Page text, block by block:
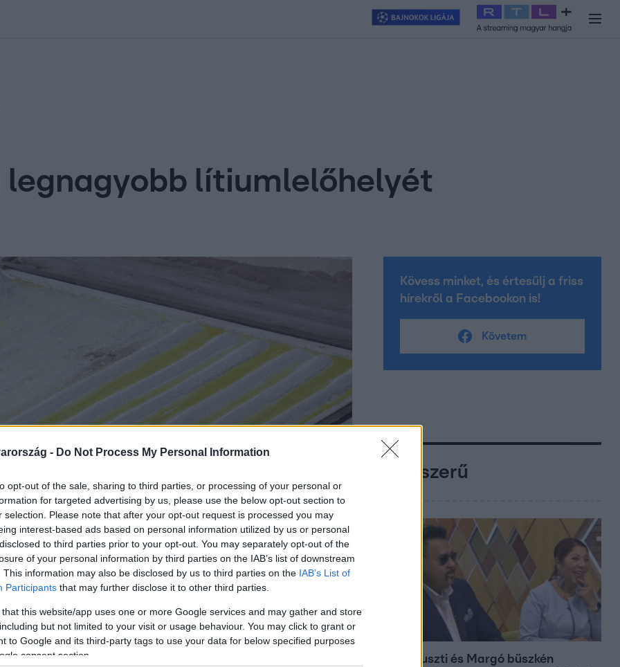
- Do Not Process My Personal Information
opt-out of the sale, sharing to third parties, or processing of your personal or
for targeted advertising by us, please use the below opt-out section to
selection. Please note that after your opt-out request is processed you may
interest-based ads based on personal information utilized by us or personal
to third parties prior to your opt-out. You may separately opt-out of the
of your personal information by third parties on the IAB’s list of downstream
This information may also be disclosed by us to third parties on the IAB’s List of
Participants that may further disclose it to other third parties.
that this website/app uses one or more Google services and may gather and store
but not limited to your visit or usage behaviour. You may click to grant or
to Google and its third-party tags to use your data for below specified purposes
consent section.
Exek csatája 2026 Celeb vagyok, ments ki innen
legnagyobb lítiumlelőhelyét
Kövess minket, és értesülj a friss
hírekről a Facebookon is!
Követem
Népszerű
Bódi Guszti és Margó büszkén